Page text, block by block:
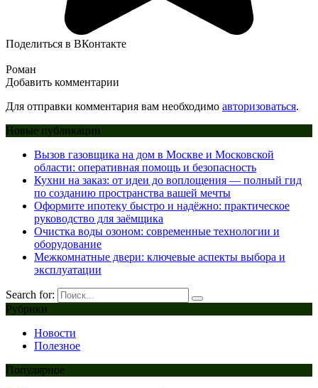
Поделиться в ВКонтакте
Роман
Добавить комментарии
Для отправки комментария вам необходимо авторизоваться.
Новые публикации
Вызов газовщика на дом в Москве и Московской
области: оперативная помощь и безопасность
Кухни на заказ: от идеи до воплощения — полный гид
по созданию пространства вашей мечты
Оформите ипотеку быстро и надёжно: практическое
руководство для заёмщика
Очистка воды озоном: современные технологии и
оборудование
Межкомнатные двери: ключевые аспекты выбора и
эксплуатации
Search for:
Рубрики
Новости
Полезное
Популярное